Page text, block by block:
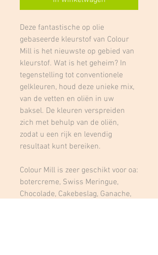
Deze fantastische op olie
gebaseerde kleurstof van Colour
Mill is het nieuwste op gebied van
kleurstof. Wat is het geheim? In
tegenstelling tot conventionele
gelkleuren, houd deze unieke mix,
van de vetten en oliën in uw
baksel. De kleuren verspreiden
zich met behulp van de oliën,
zodat u een rijk en levendig
resultaat kunt bereiken.
Colour Mill is zeer geschikt voor oa:
botercreme, Swiss Meringue,
Chocolade, Cakebeslag, Ganache,